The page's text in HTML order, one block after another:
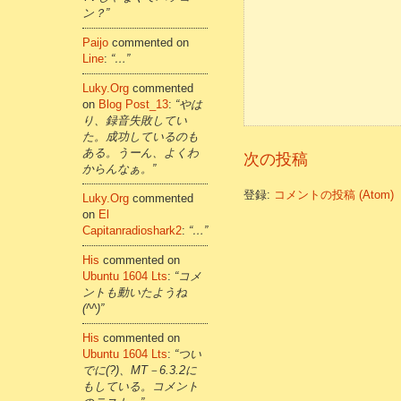
次の投稿
登録: コメントの投稿 (Atom)
ン？”
Paijo commented on
Line: “…”
Luky.org commented
on Blog Post_13: “やは
り、録音失敗してい
た。成功しているのも
ある。うーん、よくわ
からんなぁ。”
Luky.org commented
on El
Capitanradioshark2: “…”
His commented on
Ubuntu 1604 Lts: “コメ
ントも動いたようね
(^^)”
His commented on
Ubuntu 1604 Lts: “つい
でに(?)、MT－6.3.2に
もしている。コメント